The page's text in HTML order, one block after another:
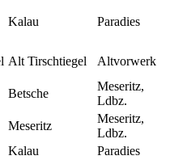
Kalau Paradies
Alt Tirschtiegel Altvorwerk
Betsche
Meseritz,
Ldbz.
Meseritz
Meseritz,
Ldbz.
Kalau Paradies